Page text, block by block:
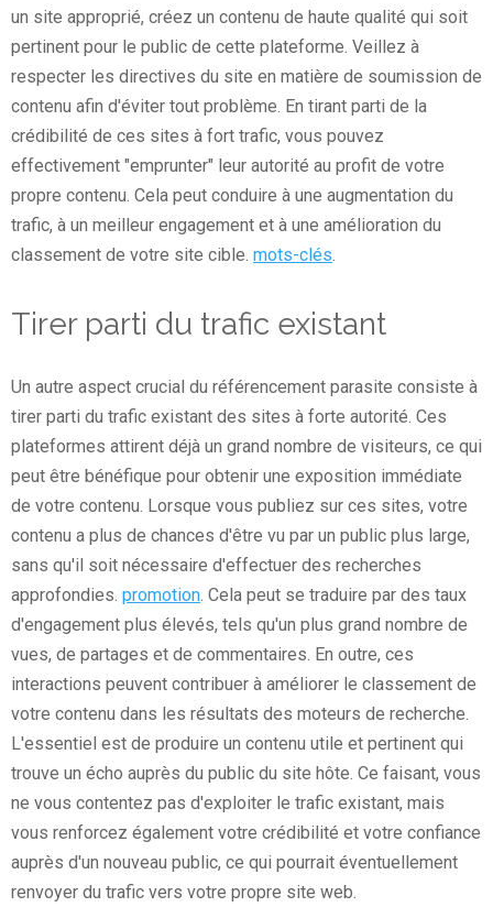
un site approprié, créez un contenu de haute qualité qui soit
pertinent pour le public de cette plateforme. Veillez à
respecter les directives du site en matière de soumission de
contenu afin d'éviter tout problème. En tirant parti de la
crédibilité de ces sites à fort trafic, vous pouvez
effectivement "emprunter" leur autorité au profit de votre
propre contenu. Cela peut conduire à une augmentation du
trafic, à un meilleur engagement et à une amélioration du
classement de votre site cible. mots-clés.
Tirer parti du trafic existant
Un autre aspect crucial du référencement parasite consiste à
tirer parti du trafic existant des sites à forte autorité. Ces
plateformes attirent déjà un grand nombre de visiteurs, ce qui
peut être bénéfique pour obtenir une exposition immédiate
de votre contenu. Lorsque vous publiez sur ces sites, votre
contenu a plus de chances d'être vu par un public plus large,
sans qu'il soit nécessaire d'effectuer des recherches
approfondies. promotion. Cela peut se traduire par des taux
d'engagement plus élevés, tels qu'un plus grand nombre de
vues, de partages et de commentaires. En outre, ces
interactions peuvent contribuer à améliorer le classement de
votre contenu dans les résultats des moteurs de recherche.
L'essentiel est de produire un contenu utile et pertinent qui
trouve un écho auprès du public du site hôte. Ce faisant, vous
ne vous contentez pas d'exploiter le trafic existant, mais
vous renforcez également votre crédibilité et votre confiance
auprès d'un nouveau public, ce qui pourrait éventuellement
renvoyer du trafic vers votre propre site web.